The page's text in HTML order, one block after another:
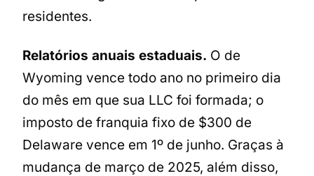
residentes.
Relatórios anuais estaduais. O de
Wyoming vence todo ano no primeiro dia
do mês em que sua LLC foi formada; o
imposto de franquia fixo de $300 de
Delaware vence em 1º de junho. Graças à
mudança de março de 2025, além disso,